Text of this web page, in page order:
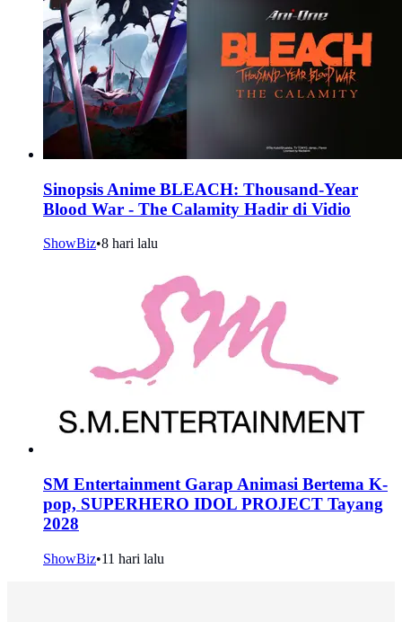
Sinopsis Anime BLEACH: Thousand-Year
Blood War - The Calamity Hadir di Vidio
ShowBiz•8 hari lalu
SM Entertainment Garap Animasi Bertema K-
pop, SUPERHERO IDOL PROJECT Tayang
2028
ShowBiz•11 hari lalu